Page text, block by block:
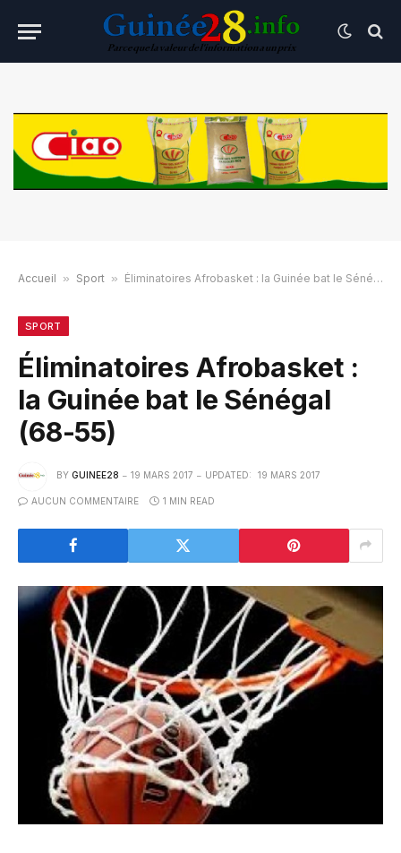
Accueil » Sport » Éliminatoires Afrobasket : la Guinée bat le Sénégal (68-55)
SPORT
Éliminatoires Afrobasket :
la Guinée bat le Sénégal
(68-55)
BY GUINEE28 19 MARS 2017 UPDATED: 19 MARS 2017
AUCUN COMMENTAIRE 1 MIN READ